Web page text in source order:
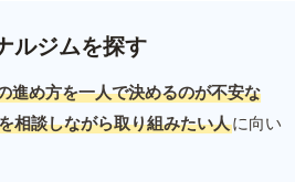
ルジムを探す
進め方を一人で決めるのが不安な
相談しながら取り組みたい人に向い